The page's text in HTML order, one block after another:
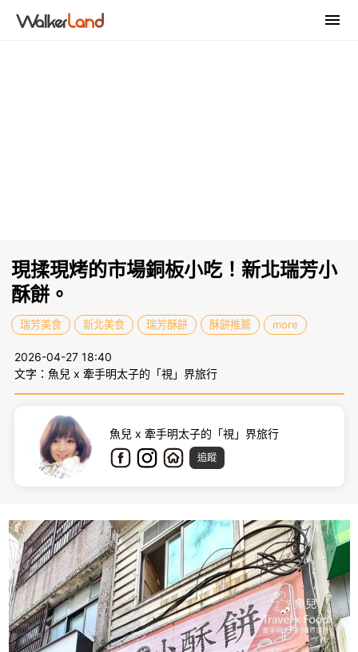
現揉現烤的市場銅板小吃！新北瑞芳小
酥餅。
瑞芳美食 新北美食 瑞芳酥餅 酥餅推薦 more
2026-04-27 18:40
文字：魚兒 x 牽手明太子的「視」界旅行
魚兒 x 牽手明太子的「視」界旅行
追蹤